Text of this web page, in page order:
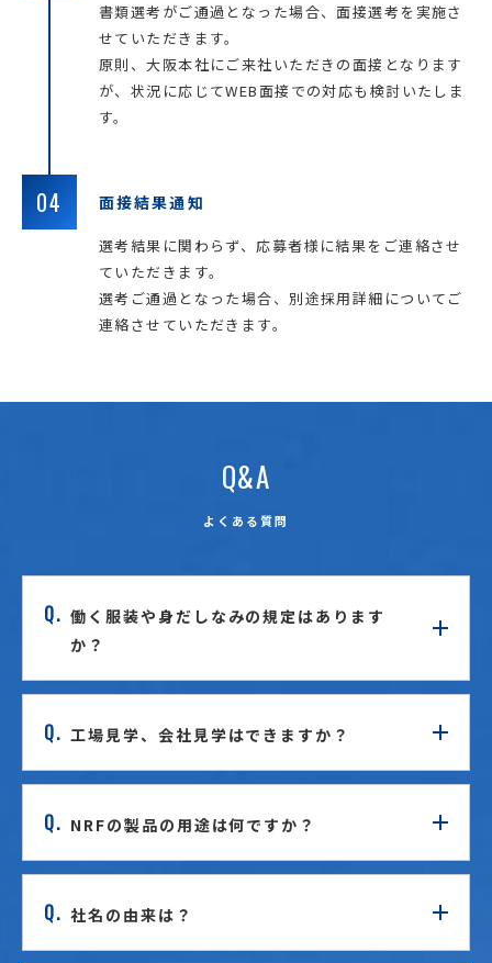
書類選考がご通過となった場合、面接選考を実施さ
せていただきます。
原則、大阪本社にご来社いただきの面接となります
が、状況に応じてWEB面接での対応も検討いたしま
す。
04 面接結果通知
選考結果に関わらず、応募者様に結果をご連絡させ
ていただきます。
選考ご通過となった場合、別途採用詳細についてご
連絡させていただきます。
Q&A
よくある質問
Q. 働く服装や身だしなみの規定はあります
か？
Q. 工場見学、会社見学はできますか？
Q. NRFの製品の用途は何ですか？
Q. 社名の由来は？